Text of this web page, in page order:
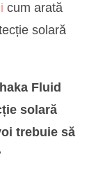
cum arată
solară
Fluid
solară
trebuie să